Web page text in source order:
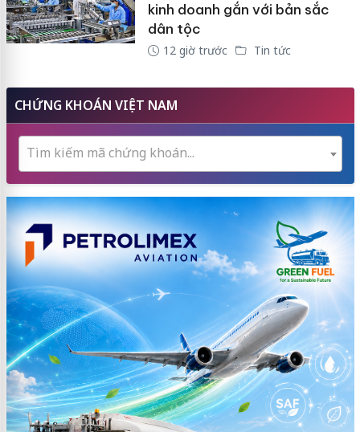
kinh doanh gắn với bản sắc
dân tộc
12 giờ trước Tin tức
CHỨNG KHOÁN VIỆT NAM
Tìm kiếm mã chứng khoán...